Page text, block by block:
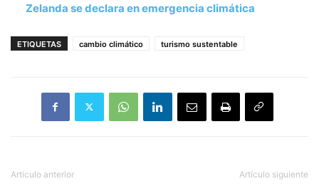
Zelanda se declara en emergencia climática
ETIQUETAS cambio climático turismo sustentable
Artículo anterior Artículo siguiente